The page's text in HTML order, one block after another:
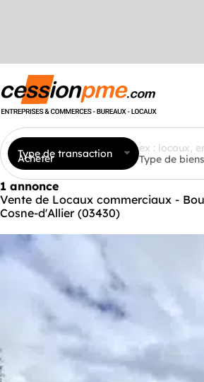
Type de transaction
Acheter Type de biens
1 annonce
Vente de Locaux commerciaux -
Cosne-d'Allier (03430)